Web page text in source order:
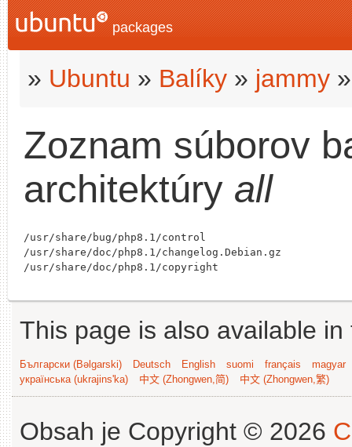
packages
» Ubuntu » Balíky » jammy
Zoznam súborov
architektúry all
/usr/share/bug/php8.1/control
/usr/share/doc/php8.1/changelog.Debian.gz
This page is also available
Български (Bəlgarski) Deutsch English suomi français
magyar
українська (ukrajins'ka)
中文 (Zhongwen,简) 中文 (Zhongwen,繁)
Obsah je Copyright © 2026